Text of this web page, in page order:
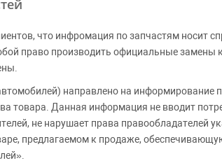
что инфромация по запчастям носит
право производить официальные
направлено на информирование
товара. Данная информация не вводит
не нарушает права правообладателей
предлагаемом к продаже,